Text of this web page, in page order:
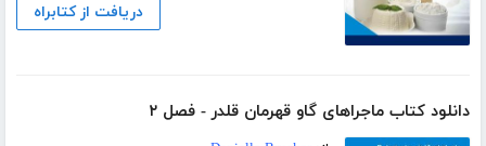
دریافت از کتابراه
دانلود کتاب ماجراهای گاو قهرمان قلدر - فصل ۲